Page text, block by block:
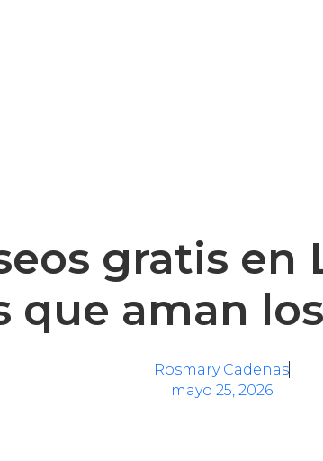
gratis en
que aman
Rosmary Cadenas
mayo 25, 2026